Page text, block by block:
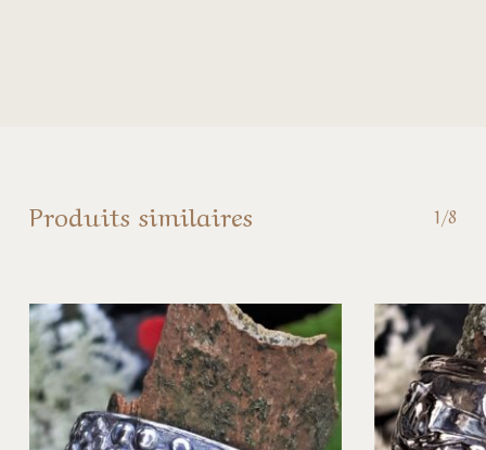
Produits similaires 1/8